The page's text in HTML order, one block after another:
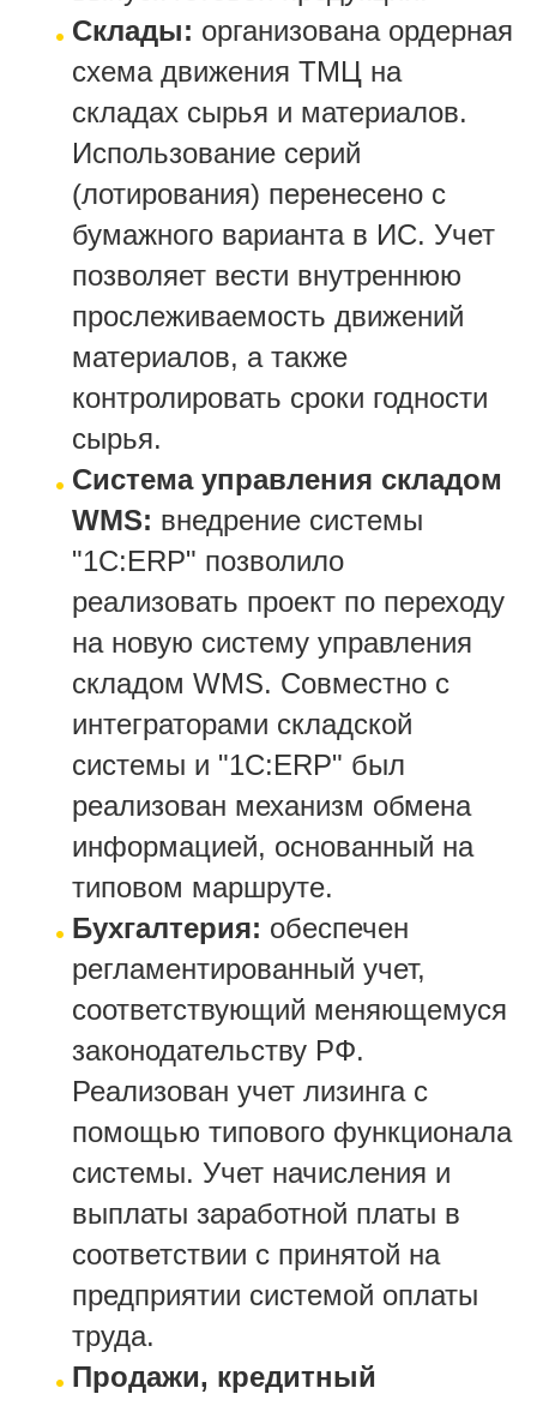
Склады: организована ордерная
схема движения ТМЦ на
складах сырья и материалов.
Использование серий
(лотирования) перенесено с
бумажного варианта в ИС. Учет
позволяет вести внутреннюю
прослеживаемость движений
материалов, а также
контролировать сроки годности
сырья.
Система управления складом
WMS: внедрение системы
"1С:ERP" позволило
реализовать проект по переходу
на новую систему управления
складом WMS. Совместно с
интеграторами складской
системы и "1С:ERP" был
реализован механизм обмена
информацией, основанный на
типовом маршруте.
Бухгалтерия: обеспечен
регламентированный учет,
соответствующий меняющемуся
законодательству РФ.
Реализован учет лизинга с
помощью типового функционала
системы. Учет начисления и
выплаты заработной платы в
соответствии с принятой на
предприятии системой оплаты
труда.
Продажи, кредитный